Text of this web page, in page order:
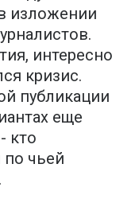
изложении
интересно
кризис.
публикации
еще
кто
по чьей